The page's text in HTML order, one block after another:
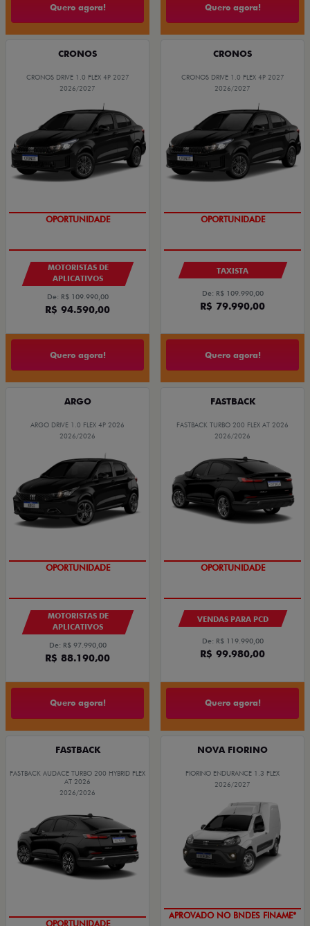
Quero agora! Quero agora!
CRONOS
CRONOS DRIVE 1.0 FLEX 4P 2027
2026/2027
OPORTUNIDADE
MOTORISTAS DE
APLICATIVOS
De: R$ 109.990,00
R$ 94.590,00
Quero agora!
CRONOS
CRONOS DRIVE 1.0 FLEX 4P 2027
2026/2027
OPORTUNIDADE
TAXISTA
De: R$ 109.990,00
R$ 79.990,00
Quero agora!
ARGO
ARGO DRIVE 1.0 FLEX 4P 2026
2026/2026
OPORTUNIDADE
MOTORISTAS DE
APLICATIVOS
De: R$ 97.990,00
R$ 88.190,00
Quero agora!
FASTBACK
FASTBACK TURBO 200 FLEX AT 2026
2026/2026
OPORTUNIDADE
VENDAS PARA PCD
De: R$ 119.990,00
R$ 99.980,00
Quero agora!
FASTBACK
FASTBACK AUDACE TURBO 200 HYBRID FLEX
AT 2026
2026/2026
OPORTUNIDADE
NOVA FIORINO
FIORINO ENDURANCE 1.3 FLEX
2026/2027
APROVADO NO BNDES FINAME*